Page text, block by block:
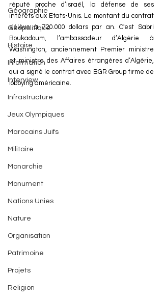
Géographie
Géopolitique
Histoire
Information
Interview
Infrastructure
Jeux Olympiques
Marocains Juifs
Militaire
Monarchie
Monument
Nations Unies
Nature
Organisation
Patrimoine
Projets
Religion
réputé proche d’Israël, la défense de ses
intérêts aux Etats-Unis. Le montant du contrat
s'élève à 720.000 dollars par an. C'est Sabri
Boukadoum, l’ambassadeur d’Algérie à
Washington, anciennement Premier ministre
et ministre des Affaires étrangères d’Algérie,
qui a signé le contrat avec BGR Group firme de
lobbying américaine.